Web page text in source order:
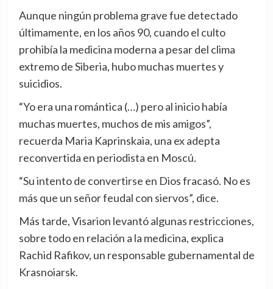
Aunque ningún problema grave fue detectado
últimamente, en los años 90, cuando el culto
prohibía la medicina moderna a pesar del clima
extremo de Siberia, hubo muchas muertes y
suicidios.
“Yo era una romántica (…) pero al inicio había
muchas muertes, muchos de mis amigos”,
recuerda Maria Kaprinskaia, una ex adepta
reconvertida en periodista en Moscú.
“Su intento de convertirse en Dios fracasó. No es
más que un señor feudal con siervos”, dice.
Más tarde, Visarion levantó algunas restricciones,
sobre todo en relación a la medicina, explica
Rachid Rafikov, un responsable gubernamental de
Krasnoiarsk.